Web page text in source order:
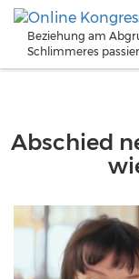
Beziehung am
Schlimmeres
Abschied